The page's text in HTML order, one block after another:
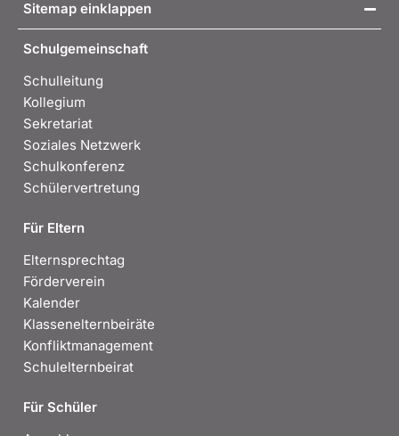
Sitemap einklappen
Schulgemeinschaft
Schulleitung
Kollegium
Sekretariat
Soziales Netzwerk
Schulkonferenz
Schülervertretung
Für Eltern
Elternsprechtag
Förderverein
Kalender
Klassenelternbeiräte
Konfliktmanagement
Schulelternbeirat
Für Schüler